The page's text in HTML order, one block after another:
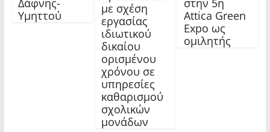
Υμηττού
με σχέση
εργασίας
ιδιωτικού
δικαίου
ορισμένου
χρόνου σε
υπηρεσίες
καθαρισμού
σχολικών
μονάδων
Attica Green
Expo ως
ομιλητής